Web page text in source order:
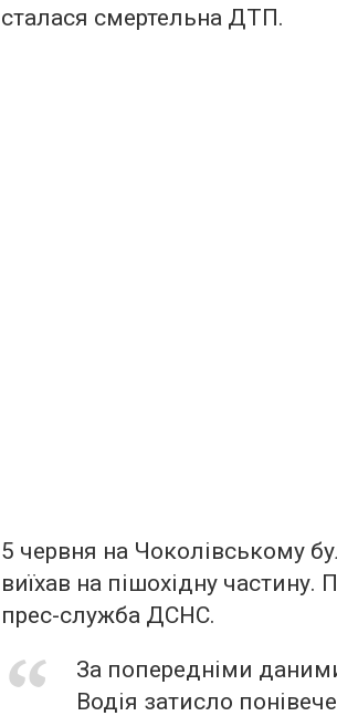
сталася смертельна ДТП.
5 червня на Чоколівському
виїхав на пішохідну
прес-служба ДСНС.
За попередніми
Водія затисло